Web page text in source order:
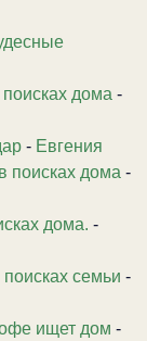
дома -
- Евгения
поисках дома -
дома. -
семьи -
ищет дом -